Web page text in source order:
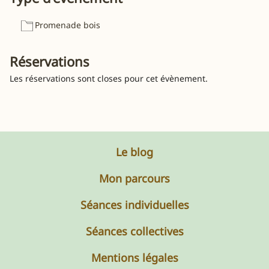
Promenade bois
Réservations
Les réservations sont closes pour cet évènement.
Le blog
Mon parcours
Séances individuelles
Séances collectives
Mentions légales